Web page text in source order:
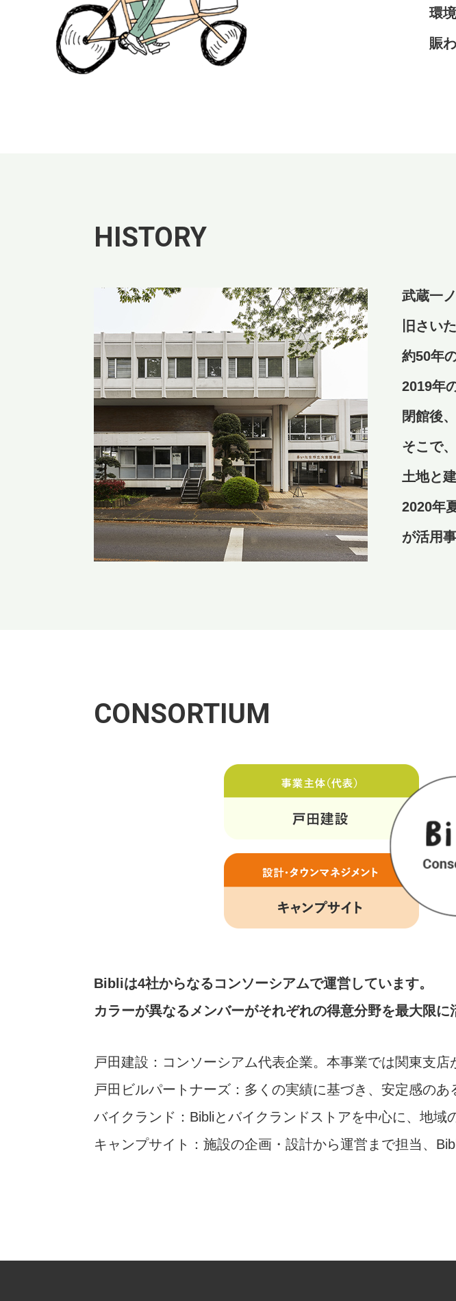
環
賑
HISTORY
武蔵一
旧さい
約50年
2019年
閉館後
そこで
土地と
2020年
が活用
CONSORTIUM
Bibliは4社からなるコンソーシアムで運営しています。
カラーが異なるメンバーがそれぞれの得意分野を最大限
戸田建設：コンソーシアム代表企業。本事業では関東支
戸田ビルパートナーズ：多くの実績に基づき、安定感のあ
バイクランド：Bibliとバイクランドストアを中⼼に、地域
キャンプサイト：施設の企画・設計から運営まで担当、